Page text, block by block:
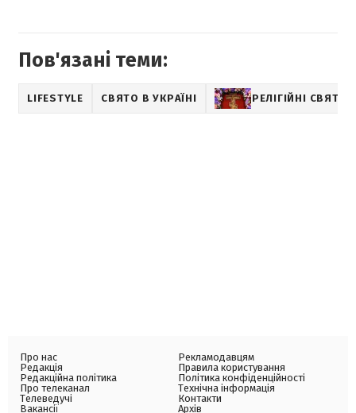
Пов'язані теми:
LIFESTYLE СВЯТО В УКРАЇНІ РЕЛІГІЙНІ СВЯТА
Про нас
Редакція
Редакційна політика
Про телеканал
Телеведучі
Вакансії
Рекламодавцям
Правила користування
Політика конфіденційності
Технічна інформація
Контакти
Архів